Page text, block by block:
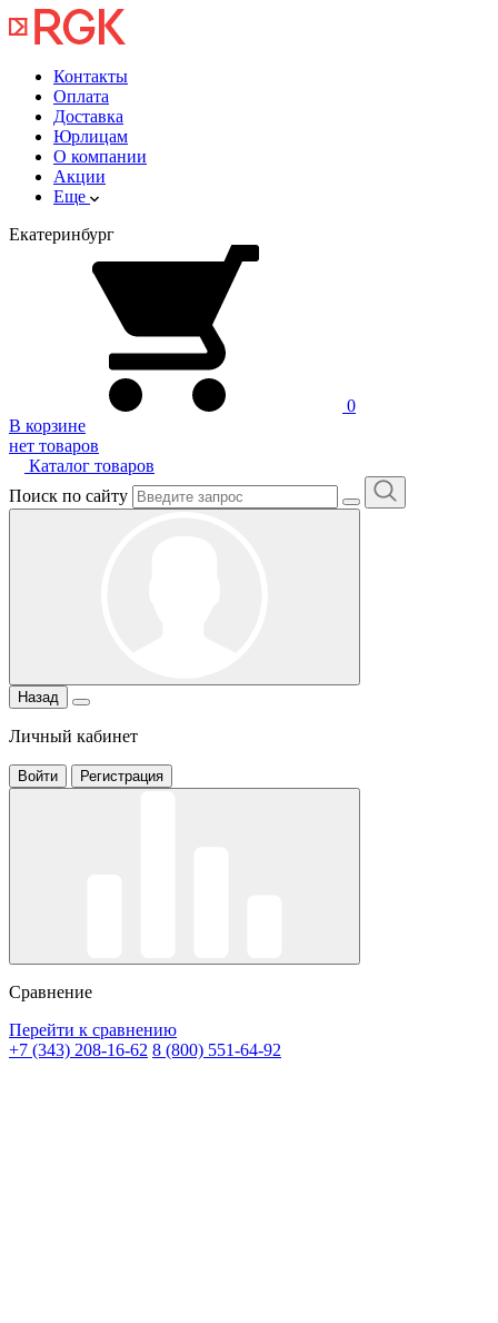
Контакты
Оплата
Доставка
Юрлицам
О компании
Акции
Еще
Екатеринбург
0
В корзине
нет товаров
Каталог товаров
Поиск по сайту
Назад
Личный кабинет
Войти Регистрация
Сравнение
Перейти к сравнению
+7 (343) 208-16-62 8 (800) 551-64-92